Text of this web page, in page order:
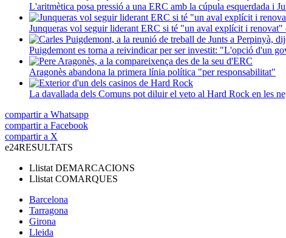
L'aritmètica posa pressió a una ERC amb la cúpula esquerdada i
Junqueras vol seguir liderant ERC si té "un aval explícit i renovat"
Puigdemont es torna a reivindicar per ser investit: "L'opció d'un
Aragonès abandona la primera línia política "per responsabilitat"
La davallada dels Comuns pot diluir el veto al Hard Rock en les
compartir a Whatsapp
compartir a Facebook
compartir a X
e24RESULTATS
Llistat DEMARCACIONS
Llistat COMARQUES
Barcelona
Tarragona
Girona
Lleida